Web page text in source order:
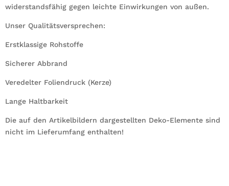
widerstandsfähig gegen leichte Einwirkungen von außen.
Unser Qualitätsversprechen:
Erstklassige Rohstoffe
Sicherer Abbrand
Veredelter Foliendruck (Kerze)
Lange Haltbarkeit
Die auf den Artikelbildern dargestellten Deko-Elemente sind
nicht im Lieferumfang enthalten!